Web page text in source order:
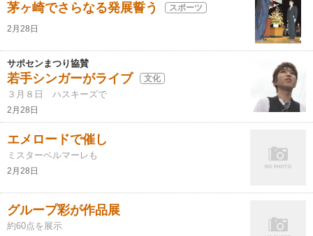
茅ヶ崎でさらなる発展誓う スポーツ
2月28日
サポセンまつり協賛
若手シンガーがライブ 文化
３月８日 ハスキーズで
2月28日
エメロードで催し
ミスターベルマーレも
2月28日
グループ彩が作品展
約60点を展示